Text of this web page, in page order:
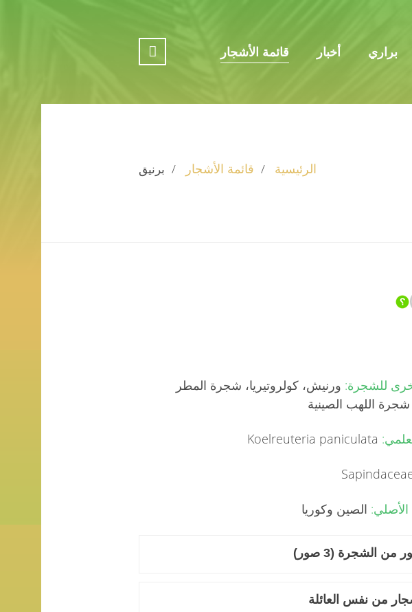
براري أخبار قائمة الأشجار
الرئيسية قائمة الأشجار برنيق
للشجرة: ورنيش، كولروتيريا، شجرة المطر
شجرة اللهب الصينية
الصين وكوريا
من الشجرة (3 صور)
من نفس العائلة